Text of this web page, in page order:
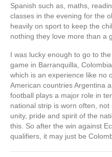
Spanish such as, maths,
classes in the evening for the
heavily on sport to keep the
nothing they love more than a
I was lucky enough to go to
game in Barranquilla,
which is an experience like no
American countries Argentina
football plays a major role in
national strip is worn often,
unity, pride and spirit of the
this. So after the win against
qualifiers, it may just be